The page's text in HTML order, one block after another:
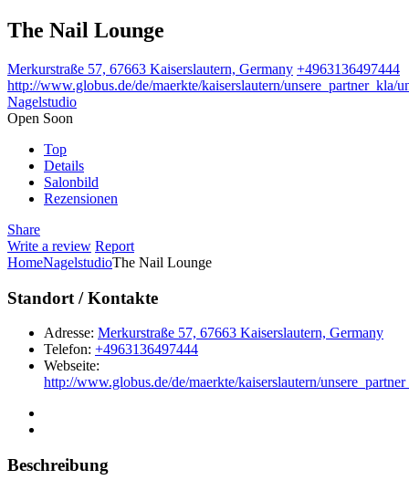
The Nail Lounge
Merkurstraße 57, 67663 Kaiserslautern, Germany +4963136497444
http://www.globus.de/de/maerkte/kaiserslautern/unsere_partner_kla/
Nagelstudio
Open Soon
Top
Details
Salonbild
Rezensionen
Share
Write a review Report
HomeNagelstudioThe Nail Lounge
Standort / Kontakte
Adresse: Merkurstraße 57, 67663 Kaiserslautern, Germany
Telefon: +4963136497444
Webseite:
http://www.globus.de/de/maerkte/kaiserslautern/
Beschreibung